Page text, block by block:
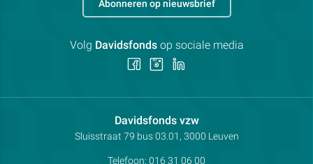
Davidsfonds vzwContactpersoon:
Adres:
Sluisstraat 79 bus 03.01, 3000 Leuven
Telefoon: 016 31 06 00
Abonneren op nieuwsbrief
Volg Davidsfondsop sociale media
Volg Volg